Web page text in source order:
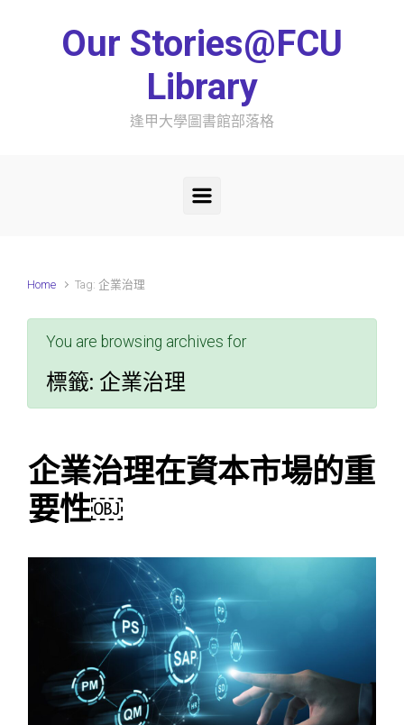
Our Stories@FCU
Library
逢甲大學圖書館部落格
Home Tag: 企業治理
You are browsing archives for
標籤: 企業治理
企業治理在資本市場的重
要性￼